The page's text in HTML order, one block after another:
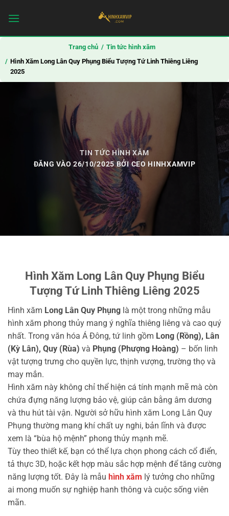
qua
Trang chủ
Tin tức hình xăm
Hình Xăm Long Lân Quy Phụng Biểu Tượng Tứ Linh Thiêng Liêng
2025
TIN TỨC HÌNH XĂM
ĐĂNG VÀO 26/10/2025 BỞICEO HINHXAMVIP
Hình Xăm Long Lân Quy Phụng Biểu
Tượng Tứ Linh Thiêng Liêng 2025
Hình xăm Long Lân Quy Phụng là một trong những mẫu
hình xăm phong thủy mang ý nghĩa thiêng liêng và cao quý
nhất. Trong văn hóa Á Đông, tứ linh gồm Long (Rồng), Lân
(Kỳ Lân), Quy (Rùa) và Phụng (Phượng Hoàng) – bốn linh
vật tượng trưng cho quyền lực, thịnh vượng, trường thọ và
may mắn.
Hình xăm này không chỉ thể hiện cá tính mạnh mẽ mà còn
chứa đựng năng lượng bảo vệ, giúp cân bằng âm dương
và thu hút tài vận. Người sở hữu hình xăm Long Lân Quy
Phụng thường mang khí chất uy nghi, bản lĩnh và được
xem là “bùa hộ mệnh” phong thủy mạnh mẽ.
Tùy theo thiết kế, bạn có thể lựa chọn phong cách cổ điển,
tả thực 3D, hoặc kết hợp màu sắc hợp mệnh để tăng cường
năng lượng tốt. Đây là mẫu hình xăm lý tưởng cho những
ai mong muốn sự nghiệp hanh thông và cuộc sống viên
mãn.